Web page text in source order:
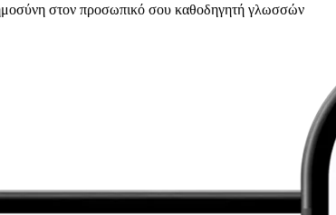
στον προσωπικό σου καθοδηγητή γλωσσών